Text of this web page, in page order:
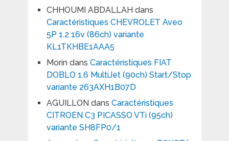
CHHOUMI ABDALLAH dans
Caractéristiques CHEVROLET Aveo
5P 1.2 16v (86ch) variante
KL1TKHBE1AAA5
Morindans Caractéristiques FIAT
DOBLO 1.6 MultiJet (90ch) Start/Stop
variante 263AXH1B07D
AGUILLON dans Caractéristiques
CITROEN C3 PICASSO VTi (95ch)
variante SH8FP0/1